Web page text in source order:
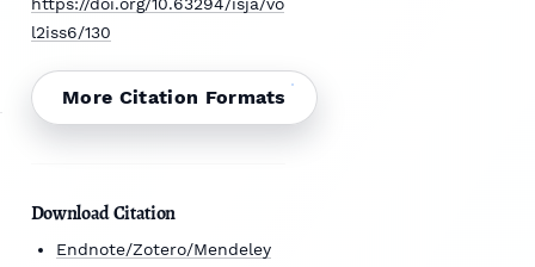
l2iss6/130
More Citation Formats
Download Citation
Endnote/Zotero/Mendeley